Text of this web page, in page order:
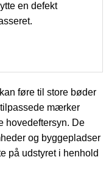
en defekt
føre til store bøder
mærker
hovedeftersyn. De
og byggepladser
på udstyret i henhold